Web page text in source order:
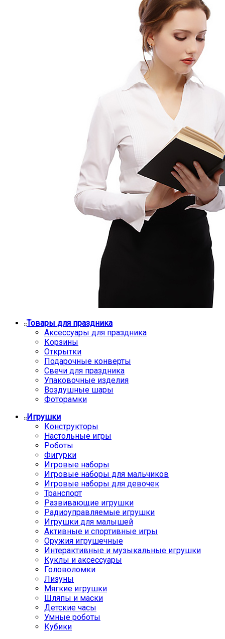
Товары для праздника
Аксессуары для праздника
Корзины
Открытки
Подарочные конверты
Свечи для праздника
Упаковочные изделия
Воздушные шары
Фоторамки
Игрушки
Конструкторы
Настольные игры
Роботы
Фигурки
Игровые наборы
Игровые наборы для мальчиков
Игровые наборы для девочек
Транспорт
Развивающие игрушки
Радиоуправляемые игрушки
Игрушки для малышей
Активные и спортивные игры
Оружия игрушечные
Интерактивные и музыкальные игрушки
Куклы и аксессуары
Головоломки
Лизуны
Мягкие игрушки
Шляпы и маски
Детские часы
Умные роботы
Кубики